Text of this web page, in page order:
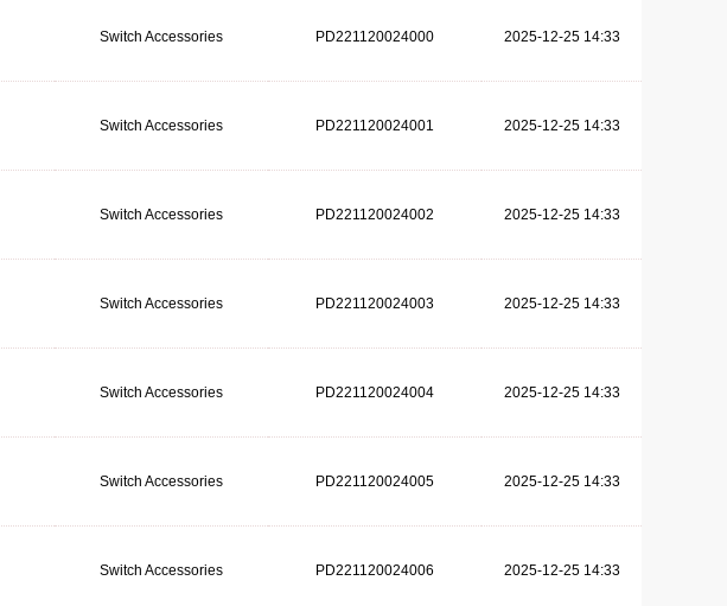
Switch Accessories PD221120024000 2025-12-25 14:33
Switch Accessories PD221120024001 2025-12-25 14:33
Switch Accessories PD221120024002 2025-12-25 14:33
Switch Accessories PD221120024003 2025-12-25 14:33
Switch Accessories PD221120024004 2025-12-25 14:33
Switch Accessories PD221120024005 2025-12-25 14:33
Switch Accessories PD221120024006 2025-12-25 14:33